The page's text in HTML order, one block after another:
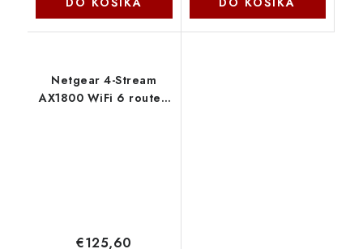
Netgear 4-Stream
AX1800 WiFi 6 router,
€125,60